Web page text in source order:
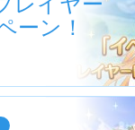
ーン！